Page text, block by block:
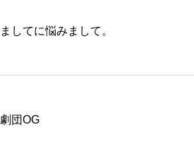
してに悩みまして。
団OG